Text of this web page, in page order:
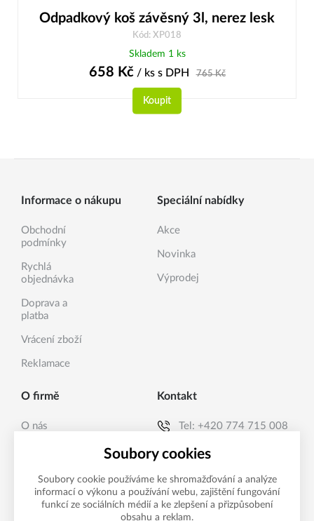
Odpadkový koš závěsný 3l, nerez lesk
Kód: XP018
Skladem 1 ks
658 Kč/ ks s DPH 765Kč
Koupit
Informace o nákupu
Obchodní
podmínky
Rychlá
objednávka
Doprava a
platba
Vrácení zboží
Reklamace
Speciální nabídky
Akce
Novinka
Výprodej
O firmě
O nás
Kontakt
Tel: +420 774 715 008
E-mail:
Možnosti platby
Soubory cookies
Soubory cookie používáme ke shromažďování a analýze
informací o výkonu a používání webu, zajištění fungování
funkcí ze sociálních médií a ke zlepšení a přizpůsobení
obsahu a reklam.